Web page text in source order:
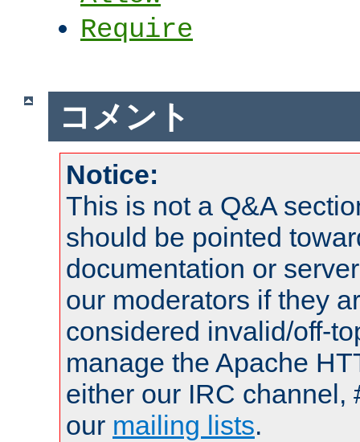
Require
コメント
Notice:
This is not a Q&A
should be pointed
documentation or
our moderators if they
considered invalid/off-
manage the Apache
either our IRC channel,
our mailing lists.